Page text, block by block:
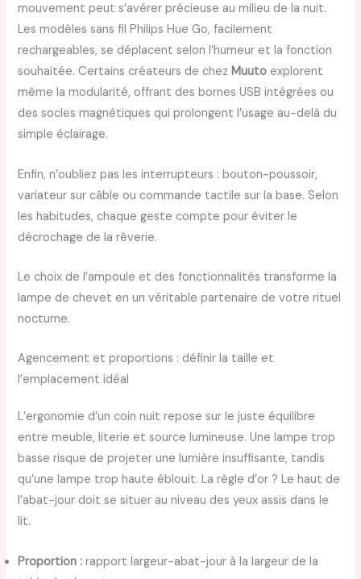
mouvement peut s’avérer précieuse au milieu de la nuit.
Les modèles sans fil Philips Hue Go, facilement
rechargeables, se déplacent selon l’humeur et la fonction
souhaitée. Certains créateurs de chezMuuto explorent
même la modularité, offrant des bornes USB intégrées ou
des socles magnétiques qui prolongent l’usage au-delà du
simple éclairage.
Enfin, n’oubliez pas les interrupteurs : bouton-poussoir,
variateur sur câble ou commande tactile sur la base. Selon
les habitudes, chaque geste compte pour éviter le
décrochage de la rêverie.
Le choix de l’ampoule et des fonctionnalités transforme la
lampe de chevet en un véritable partenaire de votre rituel
nocturne.
Agencement et proportions : définir la taille et
l’emplacement idéal
L’ergonomie d’un coin nuit repose sur le juste équilibre
entre meuble, literie et source lumineuse. Une lampe trop
basse risque de projeter une lumière insuffisante, tandis
qu’une lampe trop haute éblouit. La règle d’or ? Le haut de
l’abat-jour doit se situer au niveau des yeux assis dans le
lit.
Proportion : rapport largeur-abat-jour à la largeur de la